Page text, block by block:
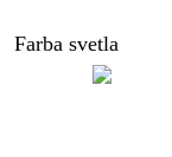
Farba svetla